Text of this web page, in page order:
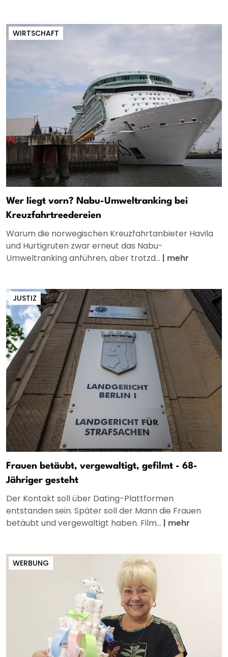
WIRTSCHAFT
Wer liegt vorn? Nabu-Umweltranking bei
Kreuzfahrtreedereien
Warum die norwegischen Kreuzfahrtanbieter Havila
und Hurtigruten zwar erneut das Nabu-
Umweltranking anführen, aber trotzd... | mehr
JUSTIZ
Frauen betäubt, vergewaltigt, gefilmt - 68-
Jähriger gesteht
Der Kontakt soll über Dating-Plattformen
entstanden sein. Später soll der Mann die Frauen
betäubt und vergewaltigt haben. Film... | mehr
WERBUNG